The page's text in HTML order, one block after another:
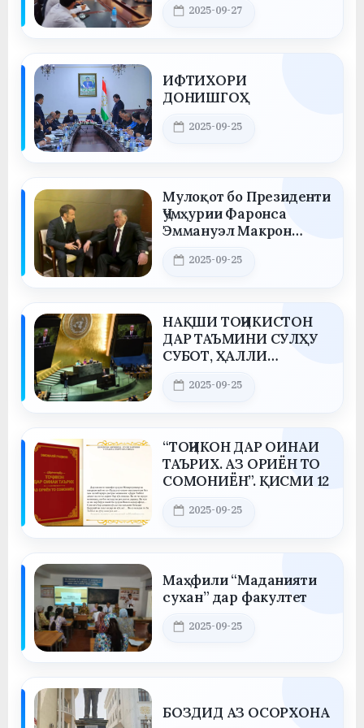
Posted on
2025-09-27
By
ИФТИХОРИ
ДОНИШГОҲ
Posted on
2025-09-25
By
Мулоқот бо Президенти
Ҷумҳурии Фаронса
Эммануэл Макрон
24.09.2025
Posted on
2025-09-25
By
НАҚШИ ТОҶИКИСТОН
ДАР ТАЪМИНИ СУЛҲУ
СУБОТ, ҲАЛЛИ
НИЗОЪҲО ВА
ДАСТГИРИИ МИНТАҚА
Posted on
2025-09-25
By
“ТОҶИКОН ДАР ОИНАИ
ТАЪРИХ. АЗ ОРИЁН ТО
СОМОНИЁН”. ҚИСМИ 12
Posted on
2025-09-25
By
saidov
Маҳфили “Маданияти
сухан” дар факултет
Posted on
2025-09-25
By
saidov
БОЗДИД АЗ ОСОРХОНА